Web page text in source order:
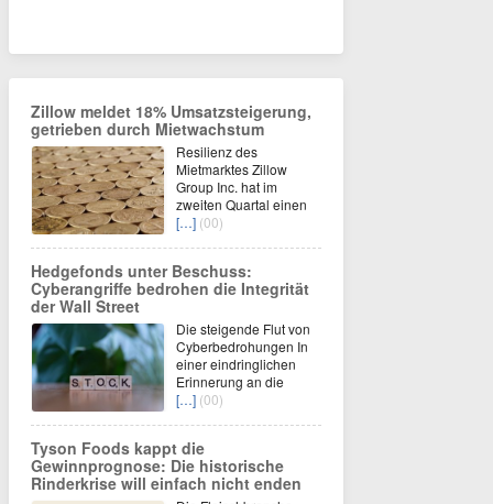
Zillow meldet 18% Umsatzsteigerung,
getrieben durch Mietwachstum
Resilienz des
Mietmarktes Zillow
Group Inc. hat im
zweiten Quartal einen
[…] (00)
Hedgefonds unter Beschuss:
Cyberangriffe bedrohen die Integrität
der Wall Street
Die steigende Flut von
Cyberbedrohungen In
einer eindringlichen
Erinnerung an die
[…] (00)
Tyson Foods kappt die
Gewinnprognose: Die historische
Rinderkrise will einfach nicht enden